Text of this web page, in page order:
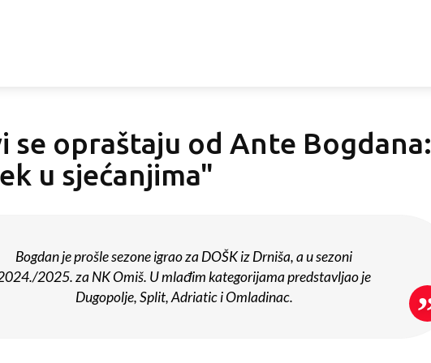
se opraštaju od Ante Bogdana:
u sjećanjima"
Bogdan je prošle sezone igrao za DOŠK iz Drniša, a u sezoni
2025. za NK Omiš. U mlađim kategorijama predstavljao je
Dugopolje, Split, Adriatic i Omladinac.